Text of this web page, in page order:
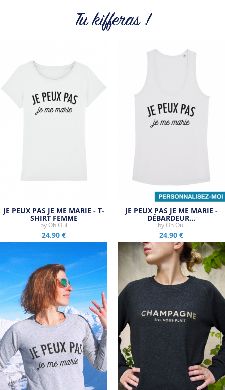
Tu kifferas !
JE PEUX PAS JE ME MARIE - T-
SHIRT FEMME
by Oh Oui
24,90 €
JE PEUX PAS JE ME MARIE -
DÉBARDEUR…
by Oh Oui
24,90 €